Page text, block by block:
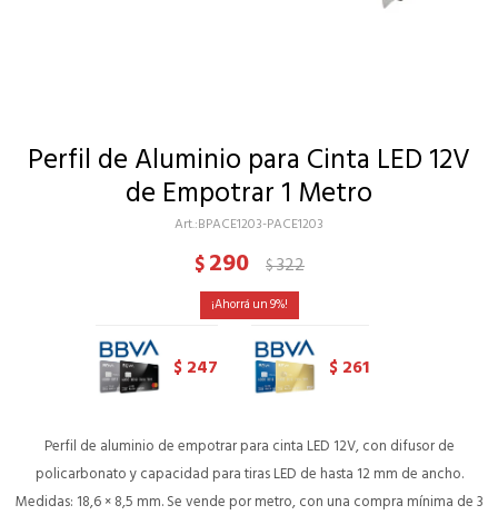
Perfil de Aluminio para Cinta LED 12V
de Empotrar 1 Metro
BPACE1203-PACE1203
$290 $322
9
$ 247 $ 261
Perfil de aluminio de empotrar para cinta LED 12V, con difusor de
policarbonato y capacidad para tiras LED de hasta 12 mm de ancho.
Medidas: 18,6 × 8,5 mm. Se vende por metro, con una compra mínima de 3